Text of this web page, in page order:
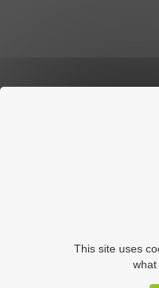
This site uses